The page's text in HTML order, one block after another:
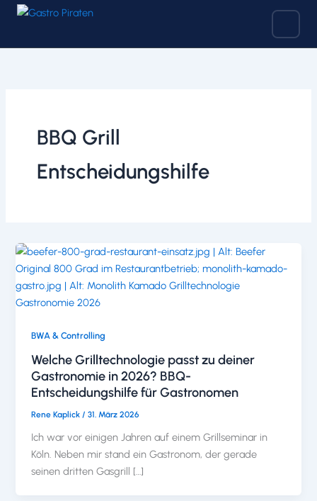
Zum
BBQ Grill
Entscheidungshilfe
BWA & Controlling
Welche Grilltechnologie passt zu deiner
Gastronomie in 2026? BBQ-
Entscheidungshilfe für Gastronomen
Rene Kaplick /31. März 2026
Ich war vor einigen Jahren auf einem Grillseminar in
Köln. Neben mir stand ein Gastronom, der gerade
seinen dritten Gasgrill […]